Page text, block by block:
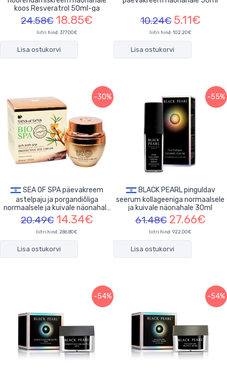
koos Resveratrol 50ml-ga
24.58€ 18.85€
liitri hind: 377.00€
Lisa ostukorvi
10.24€ 5.11€
liitri hind: 102.20€
Lisa ostukorvi
-30%
astelpaju ja porgandiõliga
normaalsele ja kuivale näonahale
50ml
20.49€ 14.34€
liitri hind: 286.80€
Lisa ostukorvi
-55%
BLACK PEARL pinguldav
seerum kollageeniga normaalsele
ja kuivale näonahale 30ml
61.48€ 27.66€
liitri hind: 922.00€
Lisa ostukorvi
-54% -54%